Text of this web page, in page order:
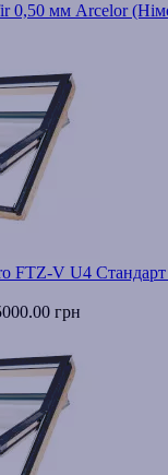
0,50 мм Arcelor
FTZ-V U4
грн